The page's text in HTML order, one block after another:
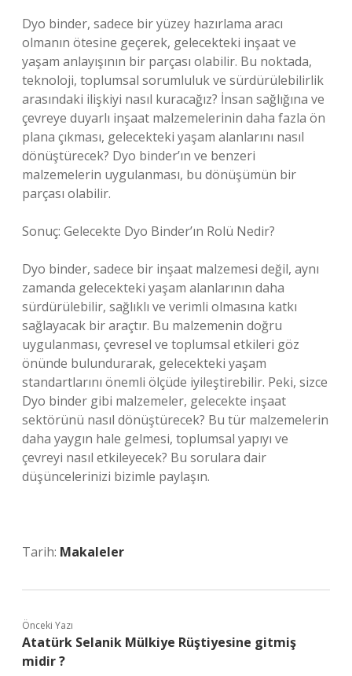
Dyo binder, sadece bir yüzey hazırlama aracı
olmanın ötesine geçerek, gelecekteki inşaat ve
yaşam anlayışının bir parçası olabilir. Bu noktada,
teknoloji, toplumsal sorumluluk ve sürdürülebilirlik
arasındaki ilişkiyi nasıl kuracağız? İnsan sağlığına ve
çevreye duyarlı inşaat malzemelerinin daha fazla ön
plana çıkması, gelecekteki yaşam alanlarını nasıl
dönüştürecek? Dyo binder’ın ve benzeri
malzemelerin uygulanması, bu dönüşümün bir
parçası olabilir.
Sonuç: Gelecekte Dyo Binder’ın Rolü Nedir?
Dyo binder, sadece bir inşaat malzemesi değil, aynı
zamanda gelecekteki yaşam alanlarının daha
sürdürülebilir, sağlıklı ve verimli olmasına katkı
sağlayacak bir araçtır. Bu malzemenin doğru
uygulanması, çevresel ve toplumsal etkileri göz
önünde bulundurarak, gelecekteki yaşam
standartlarını önemli ölçüde iyileştirebilir. Peki, sizce
Dyo binder gibi malzemeler, gelecekte inşaat
sektörünü nasıl dönüştürecek? Bu tür malzemelerin
daha yaygın hale gelmesi, toplumsal yapıyı ve
çevreyi nasıl etkileyecek? Bu sorulara dair
düşüncelerinizi bizimle paylaşın.
Tarih: Makaleler
Önceki Yazı
Atatürk Selanik Mülkiye Rüştiyesine gitmiş
midir ?